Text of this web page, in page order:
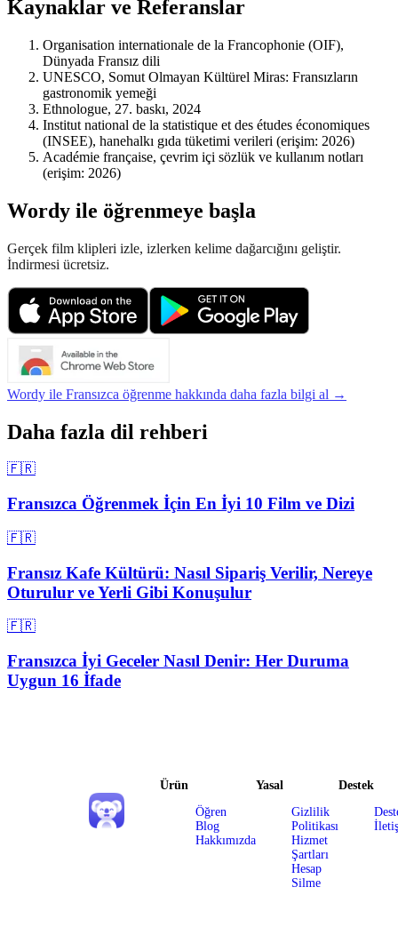
Kaynaklar ve Referanslar
Organisation internationale de la Francophonie (OIF),
Dünyada Fransız dili
UNESCO, Somut Olmayan Kültürel Miras: Fransızların
gastronomik yemeği
Ethnologue, 27. baskı, 2024
Institut national de la statistique et des études économiques
(INSEE), hanehalkı gıda tüketimi verileri (erişim: 2026)
Académie française, çevrim içi sözlük ve kullanım notları
(erişim: 2026)
Wordy ile öğrenmeye başla
Gerçek film klipleri izle, izlerken kelime dağarcığını geliştir.
İndirmesi ücretsiz.
Wordy ile Fransızca öğrenme hakkında daha fazla bilgi al →
Daha fazla dil rehberi
🇫🇷
Fransızca Öğrenmek İçin En İyi 10 Film ve Dizi
🇫🇷
Fransız Kafe Kültürü: Nasıl Sipariş Verilir, Nereye
Oturulur ve Yerli Gibi Konuşulur
🇫🇷
Fransızca İyi Geceler Nasıl Denir: Her Duruma
Uygun 16 İfade
Ürün
Öğren
Blog
Hakkımızda
Yasal
Gizlilik
Politikası
Hizmet
Şartları
Hesap
Silme
Destek